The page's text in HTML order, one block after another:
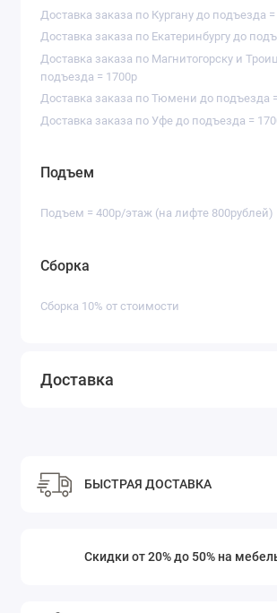
Доставка заказа по Кургану до подъезда
Доставка заказа по Екатеринбургу до
Доставка заказа по Магнитогорску и
подъезда = 1700р
Доставка заказа по Тюмени до подъезда
Доставка заказа по Уфе до подъезда =
Подъем
Подъем = 400р/этаж (на лифте 800рублей)
Сборка
Сборка 10% от стоимости
Доставка
БЫСТРАЯ ДОСТАВКА
Скидки от 20% до 50% на